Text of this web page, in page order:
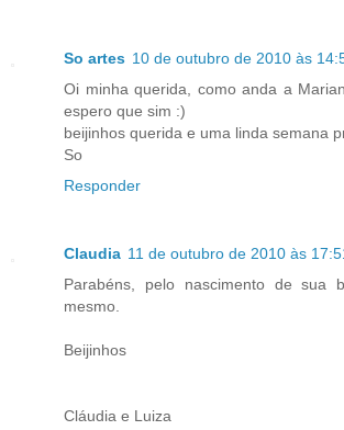
So artes 10 de outubro de 2010 às
Oi minha querida, como anda a
espero que sim :)
beijinhos querida e uma linda semana
So
Responder
Claudia 11 de outubro de 2010 às
Parabéns, pelo nascimento de sua
mesmo.
Beijinhos
Cláudia e Luiza